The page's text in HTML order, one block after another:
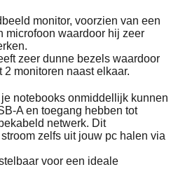
monitor, voorzien van een
microfoon waardoor hij zeer
zeer dunne bezels waardoor
2 monitoren naast elkaar.
notebooks onmiddellijk kunnen
A en toegang hebben tot
netwerk. Dit
zelfs uit jouw pc halen via
voor een ideale